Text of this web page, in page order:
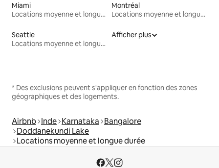
Miami
Locations moyenne et longue durée
Montréal
Locations moyenne et longue durée
Seattle
Locations moyenne et longue durée
Afficher plus
* Des exclusions peuvent s'appliquer en fonction des zones
géographiques et des logements.
Airbnb Inde Karnataka Bangalore
Doddanekundi Lake
Locations moyenne et longue durée